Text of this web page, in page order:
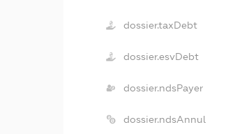
dossier.taxDebt
dossier.esvDebt
dossier.ndsPayer
dossier.ndsAnnul